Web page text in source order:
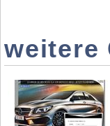
weitere